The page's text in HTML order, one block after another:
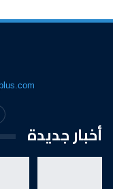
أخبار جديدة